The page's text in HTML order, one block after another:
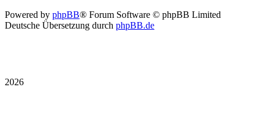
Powered by phpBB® Forum Software © phpBB Limited
Deutsche Übersetzung durch phpBB.de
2026